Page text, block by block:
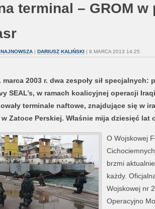
terminal – GROM w
| DARIUSZ KALIŃSKI| 8 MARCA 2013 14:25
marca 2003 r. dwa zespoły sił specjalnych:
SEAL’s, w ramach koalicyjnej operacji
terminale naftowe, znajdujące się w
Zatoce Perskiej. Właśnie mija dziesięć lat
O Wojskowej
brzmi
każdy.
Wojskowej nr
Operacyjno